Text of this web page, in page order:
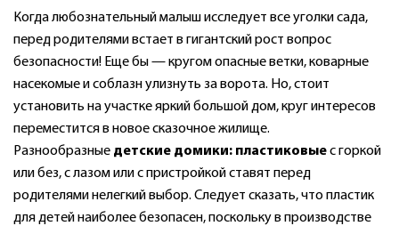
Когда любознательный малыш исследует все уголки сада,
перед родителями встает в гигантский рост вопрос
безопасности! Еще бы — кругом опасные ветки, коварные
насекомые и соблазн улизнуть за ворота. Но, стоит
установить на участке яркий большой дом, круг интересов
переместится в новое сказочное жилище.
Разнообразные детские домики: пластиковыес горкой
или без, с лазом или с пристройкой ставят перед
родителями нелегкий выбор. Следует сказать, что пластик
для детей наиболее безопасен, поскольку в производстве